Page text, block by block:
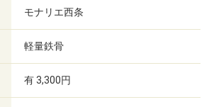
モナリエ西条
軽量鉄骨
有 3,300円